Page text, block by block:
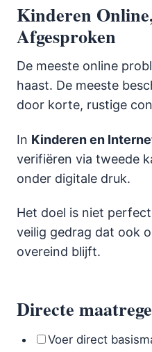
Kinderen
Afgesproken
De meeste online
haast. De meeste
door korte, rustige
In Kinderen en
verifiëren via tweede
onder digitale druk.
Het doel is niet
veilig gedrag dat ook
overeind blijft.
Directe
Voer direct